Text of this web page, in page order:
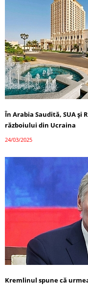
În Arabia Saudită, SUA și
războiului din Ucraina
24/03/2025
Kremlinul spune că